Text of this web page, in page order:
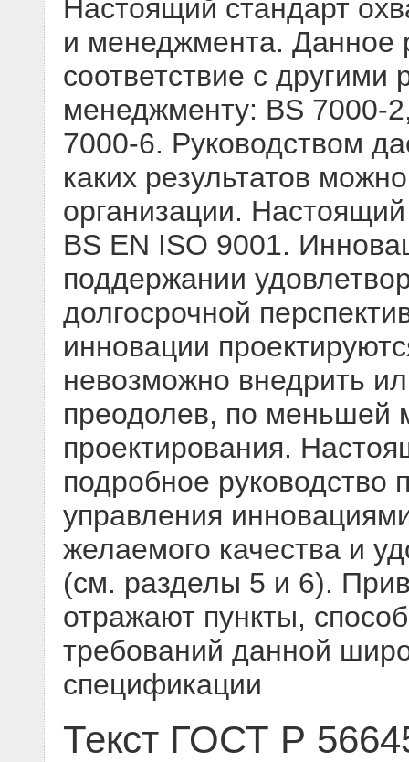
Настоящий стандарт
и менеджмента. Данное
соответствие с другими
менеджменту: BS 7000-
7000-6. Руководством
каких результатов
организации.
BS EN ISO 9001.
поддержании
долгосрочной
инновации
невозможно внедрить
преодолев, по меньшей
проектирования.
подробное руководство
управления
желаемого качества и
(см. разделы 5 и 6).
отражают пункты,
требований данной
спецификации
Текст ГОСТ Р